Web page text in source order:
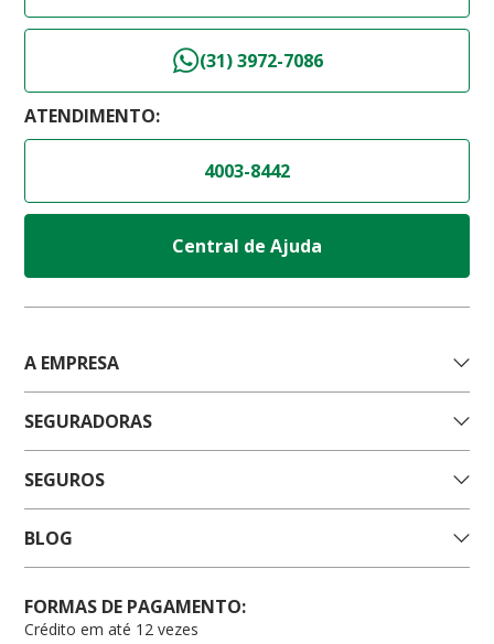
(31) 3972-7086
ATENDIMENTO:
4003-8442
Central de Ajuda
A EMPRESA
SEGURADORAS
SEGUROS
BLOG
FORMAS DE PAGAMENTO:
Crédito em até 12 vezes